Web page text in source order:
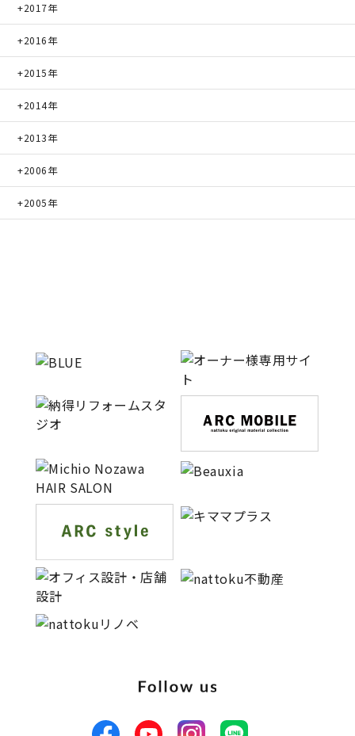
ラインナップ
最響の家
Groovin’
nattoku住宅25周年記念モデル
スタッフブログ
施工事例 お客さまの声
お知らせ 土地情報
会社情報
動画ギャラリー 採用情報
サイトマップ
2017年
2016年
2015年
2014年
2013年
2006年
2005年